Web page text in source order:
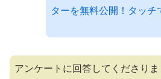
ターを無料公開！タッチ
アンケートに回答してくださり